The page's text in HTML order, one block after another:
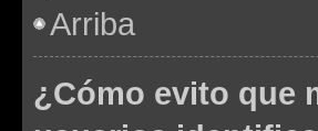
Arriba
¿Cómo evito que